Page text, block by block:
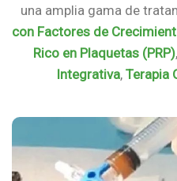
una amplia gama de
con Factores de
Rico en Plaquetas (PRP),
Integrativa, Terapia